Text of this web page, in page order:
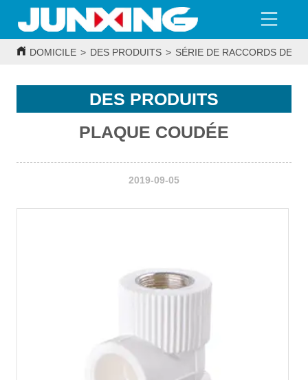
DOMICILE > DES PRODUITS > SÉRIE DE RACCORDS DE
DES PRODUITS
PLAQUE COUDÉE
2019-09-05